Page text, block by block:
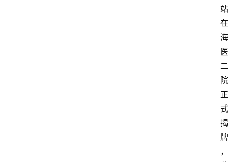
站
在
海
医
二
院
正
式
揭
牌
，